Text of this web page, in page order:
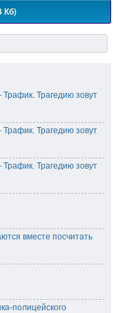
Кб)
Трагедию зовут
Трагедию зовут
Трагедию зовут
вместе посчитать
полицейского